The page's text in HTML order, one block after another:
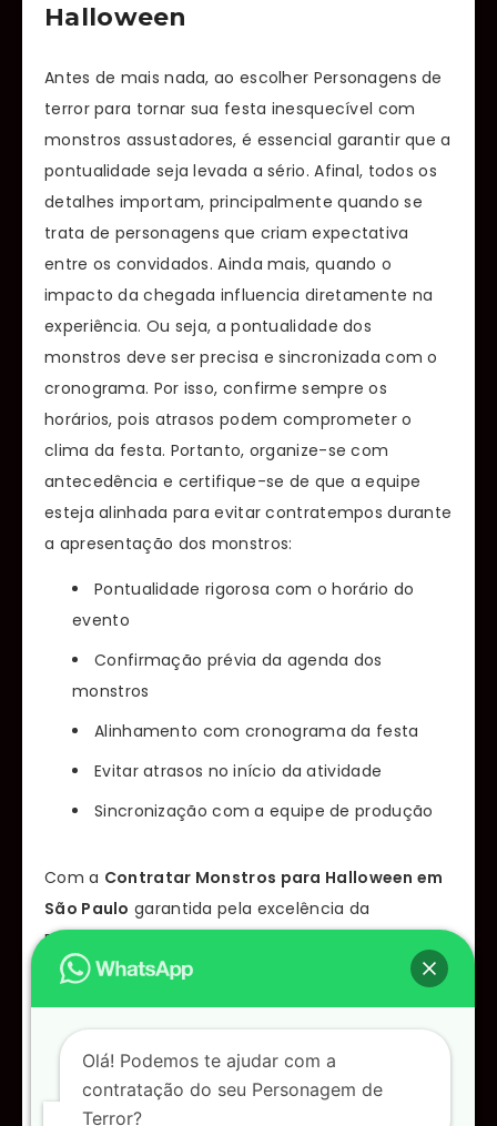
Halloween
Antes de mais nada, ao escolher Personagens de
terror para tornar sua festa inesquecível com
monstros assustadores, é essencial garantir que a
pontualidade seja levada a sério. Afinal, todos os
detalhes importam, principalmente quando se
trata de personagens que criam expectativa
entre os convidados. Ainda mais, quando o
impacto da chegada influencia diretamente na
experiência. Ou seja, a pontualidade dos
monstros deve ser precisa e sincronizada com o
cronograma. Por isso, confirme sempre os
horários, pois atrasos podem comprometer o
clima da festa. Portanto, organize-se com
antecedência e certifique-se de que a equipe
esteja alinhada para evitar contratempos durante
a apresentação dos monstros:
Pontualidade rigorosa com o horário do
evento
Confirmação prévia da agenda dos
monstros
Alinhamento com cronograma da festa
Evitar atrasos no início da atividade
Sincronização com a equipe de produção
Com a Contratar Monstros para Halloween em
São Paulo garantida pela excelência da
Personagens de terror, seu evento de Halloween
alcança um novo patamar de imersão e fantasia.
exige não apenas criatividade, mas também
personagens que realmente impressionem o
público. Portanto, oferecer essa experiência
Olá! Podemos te ajudar com a
contratação do seu Personagem de
Terror?